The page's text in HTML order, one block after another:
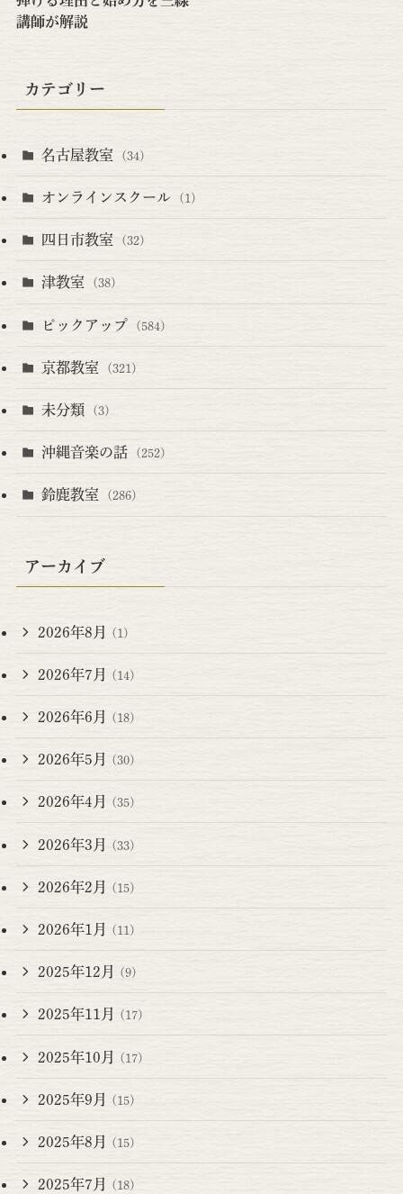
講師が解説
カテゴリー
名古屋教室 (34)
オンラインスクール (1)
四日市教室 (32)
津教室 (38)
ピックアップ (584)
京都教室 (321)
未分類 (3)
沖縄音楽の話 (252)
鈴鹿教室 (286)
アーカイブ
2026年8月 (1)
2026年7月 (14)
2026年6月 (18)
2026年5月 (30)
2026年4月 (35)
2026年3月 (33)
2026年2月 (15)
2026年1月 (11)
2025年12月 (9)
2025年11月 (17)
2025年10月 (17)
2025年9月 (15)
2025年8月 (15)
2025年7月 (18)